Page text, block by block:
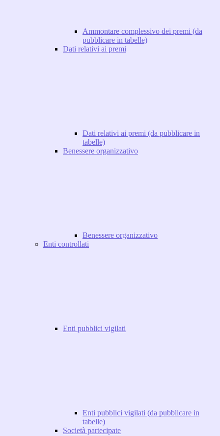
Ammontare complessivo dei premi (da
pubblicare in tabelle)
Dati relativi ai premi
Dati relativi ai premi (da pubblicare in
tabelle)
Benessere organizzativo
Benessere organizzativo
Enti controllati
Enti pubblici vigilati
Enti pubblici vigilati (da pubblicare in
tabelle)
Società partecipate